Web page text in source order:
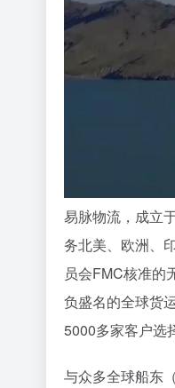
易脉物流，成立
务北美、欧洲、
员会FMC核准的
负盛名的全球货
5000多家客户选
与众多全球船东